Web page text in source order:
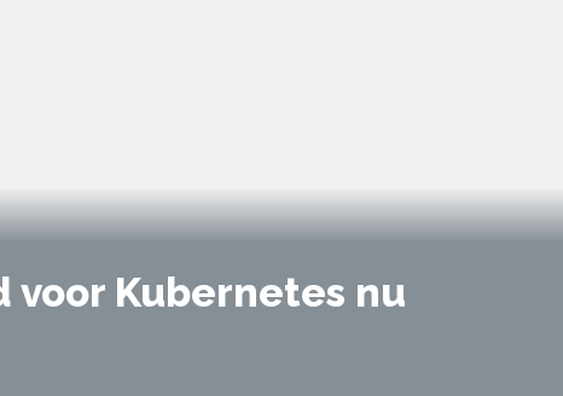
voor Kubernetes nu